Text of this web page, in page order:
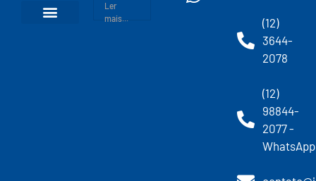
Ler
mais...
(12)
3644-
2078
(12)
98844-
2077 -
WhatsApp